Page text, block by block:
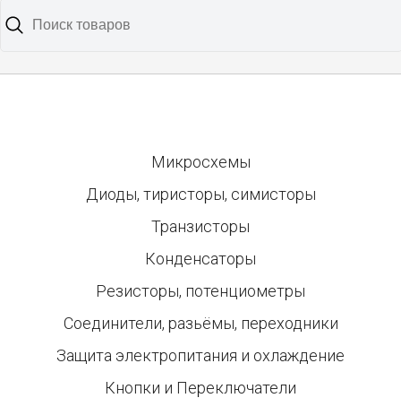
Микросхемы
Диоды, тиристоры, симисторы
Транзисторы
Конденсаторы
Резисторы, потенциометры
Соединители, разьёмы, переходники
Защита электропитания и охлаждение
Кнопки и Переключатели